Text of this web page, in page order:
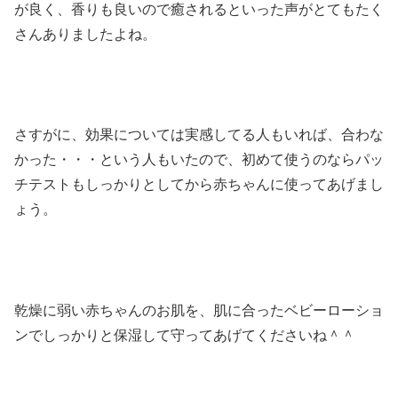
が良く、香りも良いので癒されるといった声がとてもたく
さんありましたよね。
さすがに、効果については実感してる人もいれば、合わな
かった・・・という人もいたので、初めて使うのならパッ
チテストもしっかりとしてから赤ちゃんに使ってあげまし
ょう。
乾燥に弱い赤ちゃんのお肌を、肌に合ったベビーローショ
ンでしっかりと保湿して守ってあげてくださいね＾＾